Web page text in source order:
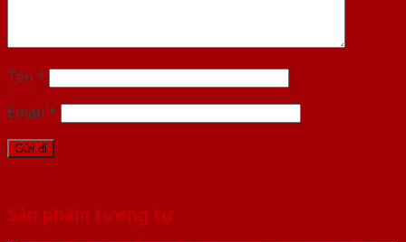
Tên *
Email *
Sản phẩm tương tự